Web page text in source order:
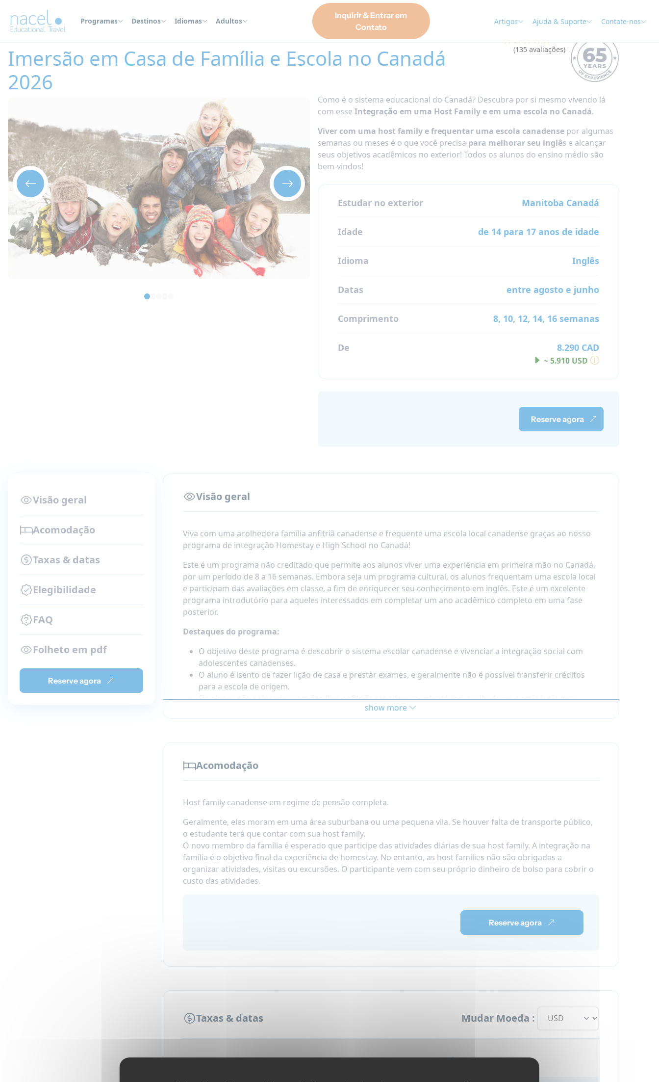
Programas Destinos Idiomas Adultos
Inquirir & Entrar em
Contato
Artigos Ajuda & Suporte Contate-nos
★★★★★4.9
(135 avaliações)
Imersão em Casa de Família e Escola no Canadá
2026
Como é o sistema educacional do Canadá? Descubra por si mesmo vivendo lá
com esse Integração em uma Host Family e em uma escola no Canadá.
Viver com uma host family e frequentar uma escola canadensepor algumas
semanas ou meses é o que você precisa para melhorar seu inglês e alcançar
seus objetivos acadêmicos no exterior! Todos os alunos do ensino médio são
bem-vindos!
Estudar no exterior Manitoba Canadá
Idade de 14 para 17 anos de idade
Idioma Inglês
Datas entre agosto e junho
Comprimento 8, 10, 12, 14, 16 semanas
De 8.290 CAD
~ 5.910 USD
Reserve agora
Visão geral
Acomodação
Taxas & datas
Elegibilidade
FAQ
Folheto em pdf
Reserve agora
Visão geral
Viva com uma acolhedora família anfitriã canadense e frequente uma escola local canadense graças ao nosso
programa de integração Homestay e High School no Canadá!
Este é um programa não creditado que permite aos alunos viver uma experiência em primeira mão no Canadá,
por um período de 8 a 16 semanas. Embora seja um programa cultural, os alunos frequentam uma escola local
e participam das avaliações em classe, a fim de enriquecer seu conhecimento em inglês. Este é um excelente
programa introdutório para aqueles interessados em completar um ano acadêmico completo em uma fase
posterior.
Destaques do programa:
O objetivo deste programa é descobrir o sistema escolar canadense e vivenciar a integração social com
adolescentes canadenses.
O aluno é isento de fazer lição de casa e prestar exames, e geralmente não é possível transferir créditos
para a escola de origem.
Os alunos são colocados com famílias anfitriãs canadenses voluntárias, acolhedoras e amigáveis que
Os alunos têm uma linha direta 24/7.
show more
Acomodação
Host family canadense em regime de pensão completa.
Geralmente, eles moram em uma área suburbana ou uma pequena vila. Se houver falta de transporte público,
o estudante terá que contar com sua host family.
O novo membro da família é esperado que participe das atividades diárias de sua host family. A integração na
família é o objetivo final da experiência de homestay. No entanto, as host families não são obrigadas a
organizar atividades, visitas ou excursões. O participante vem com seu próprio dinheiro de bolso para cobrir o
custo das atividades.
Reserve agora
Taxas & datas Mudar Moeda :
Host Family e High School no Canadá